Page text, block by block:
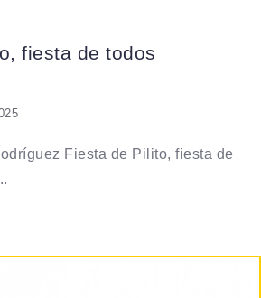
fiesta de todos
Fiesta de Pilito, fiesta de